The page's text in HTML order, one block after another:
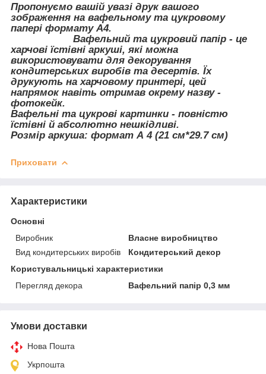
Пропонуємо вашій увазі друк вашого
зображення на вафельному та цукровому
папері формату А4.
Вафельний та цукровий папір - це
харчові їстівні аркуші, які можна
використовувати для декорування
кондитерських виробів та десертів. Їх
друкують на харчовому принтері, цей
напрямок навіть отримав окрему назву -
фотокейк.
Вафельні та цукрові картинки - повністю
їстівні й абсолютно нешкідливі.
Розмір аркуша: формат А 4 (21 см*29.7 см)
Приховати
Характеристики
Основні
Виробник
Власне виробництво
Вид кондитерських виробів
Кондитерський декор
Користувальницькі характеристики
Перегляд декора
Вафельний папір 0,3 мм
Умови доставки
Нова Пошта
Укрпошта